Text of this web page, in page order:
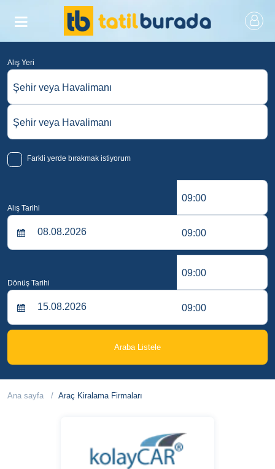
Alış Yeri
Şehir veya Havalimanı
Şehir veya Havalimanı
Farkli yerde bırakmak istiyorum
Alış Tarihi
09:00
09:00
Dönüş Tarihi
09:00
09:00
Araba Listele
Ana sayfa Araç Kiralama Firmaları